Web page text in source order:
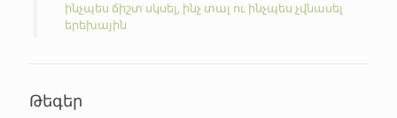
ինչպես ճիշտ սկսել, ինչ տալ ու ինչպես չվնասել
երեխային
Թեգեր